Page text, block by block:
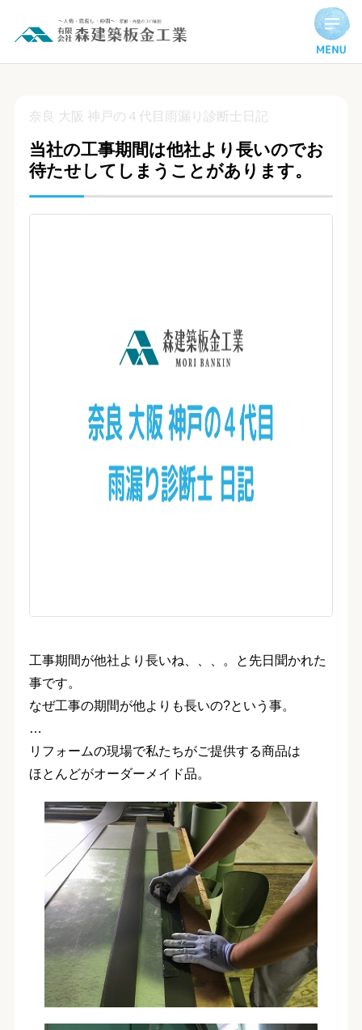
当社の工事期間は他社より長いのでお待たせしてしまうこと
奈良 大阪 神戸の４代目雨漏り診断士日記
当社の工事期間は他社より長いのでお
待たせしてしまうことがあります。
工事期間が他社より長いね、、、。と先日聞かれた
事です。
なぜ工事の期間が他よりも長いの?という事。
…
リフォームの現場で私たちがご提供する商品は
ほとんどがオーダーメイド品。